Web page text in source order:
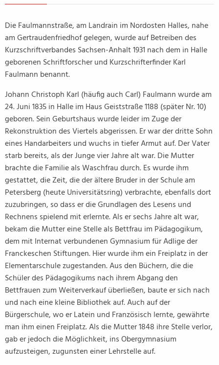
Die Faulmannstraße, am Landrain im Nordosten Halles, nahe
am Gertraudenfriedhof gelegen, wurde auf Betreiben des
Kurzschriftverbandes Sachsen-Anhalt 1931 nach dem in Halle
geborenen Schriftforscher und Kurzschrifterfinder Karl
Faulmann benannt.
Johann Christoph Karl (häufig auch Carl) Faulmann wurde am
24. Juni 1835 in Halle im Haus Geiststraße 1188 (später Nr. 10)
geboren. Sein Geburtshaus wurde leider im Zuge der
Rekonstruktion des Viertels abgerissen. Er war der dritte Sohn
eines Handarbeiters und wuchs in tiefer Armut auf. Der Vater
starb bereits, als der Junge vier Jahre alt war. Die Mutter
brachte die Familie als Waschfrau durch. Es wurde ihm
gestattet, die Zeit, die der ältere Bruder in der Schule am
Petersberg (heute Universitätsring) verbrachte, ebenfalls dort
zuzubringen, so dass er die Grundlagen des Lesens und
Rechnens spielend mit erlernte. Als er sechs Jahre alt war,
bekam die Mutter eine Stelle als Bettfrau im Pädagogikum,
dem mit Internat verbundenen Gymnasium für Adlige der
Franckeschen Stiftungen. Hier wurde ihm ein Freiplatz in der
Elementarschule zugestanden. Aus den Büchern, die die
Schüler des Pädagogikums nach ihrem Abgang den
Bettfrauen zum Weiterverkauf überließen, baute er sich nach
und nach eine kleine Bibliothek auf. Auch auf der
Bürgerschule, wo er Latein und Französisch lernte, gewährte
man ihm einen Freiplatz. Als die Mutter 1848 ihre Stelle verlor,
gab er jedoch die Möglichkeit, ins Obergymnasium
aufzusteigen, zugunsten einer Lehrstelle auf.